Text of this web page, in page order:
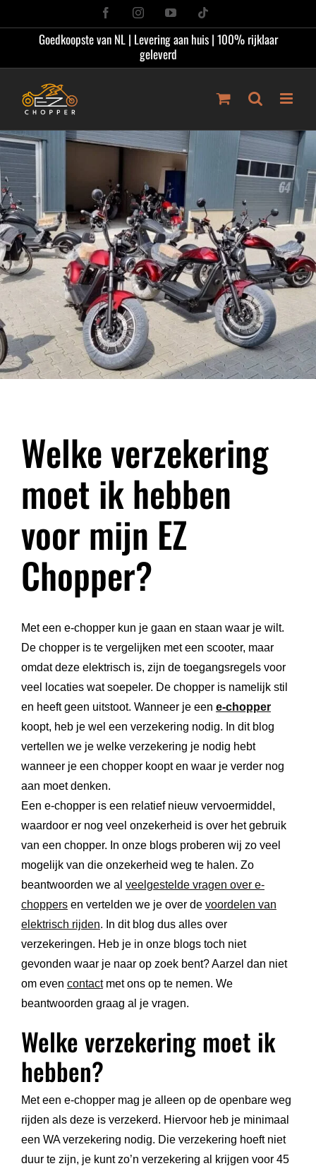
naar
FacebookInstagramYouTube
Goedkoopste van NL | Levering aan huis | 100% rijklaar
geleverd
Welke verzekering
moet ik hebben
voor mijn EZ
Chopper?
Met een e-chopper kun je gaan en staan waar je wilt.
De chopper is te vergelijken met een scooter, maar
omdat deze elektrisch is, zijn de toegangsregels voor
veel locaties wat soepeler. De chopper is namelijk stil
en heeft geen uitstoot. Wanneer je een e-chopper
koopt, heb je wel een verzekering nodig. In dit blog
vertellen we je welke verzekering je nodig hebt
wanneer je een chopper koopt en waar je verder nog
aan moet denken.
Een e-chopper is een relatief nieuw vervoermiddel,
waardoor er nog veel onzekerheid is over het gebruik
van een chopper. In onze blogs proberen wij zo veel
mogelijk van die onzekerheid weg te halen. Zo
beantwoorden we al veelgestelde vragen over e-
choppersen vertelden we je over de voordelen van
elektrisch rijden. In dit blog dus alles over
verzekeringen. Heb je in onze blogs toch niet
gevonden waar je naar op zoek bent? Aarzel dan niet
om even contactmet ons op te nemen. We
beantwoorden graag al je vragen.
Welke verzekering moet ik
hebben?
Met een e-chopper mag je alleen op de openbare weg
rijden als deze is verzekerd. Hiervoor heb je minimaal
een WA verzekering nodig. Die verzekering hoeft niet
duur te zijn, je kunt zo’n verzekering al krijgen voor 45